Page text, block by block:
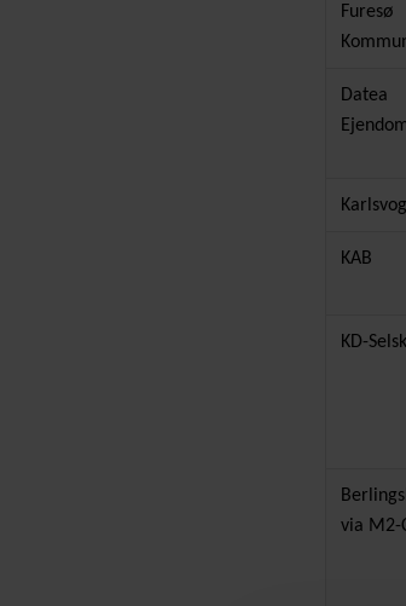
Furesø
Datea
KAB
KD-
via M2-